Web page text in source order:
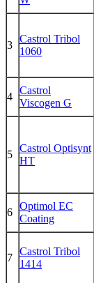
3
Castrol Tribol
1060
4
Castrol
Viscogen G
5
Castrol Optisynt
HT
6
Optimol EC
Coating
7
Castrol Tribol
1414